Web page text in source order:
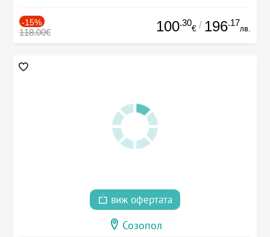
-15%
118.00€ 100.30
€ / 196.17
лв.
виж офертата
Созопол